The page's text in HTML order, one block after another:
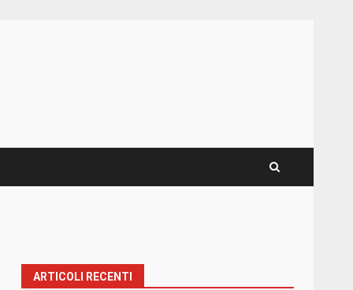
ARTICOLI RECENTI